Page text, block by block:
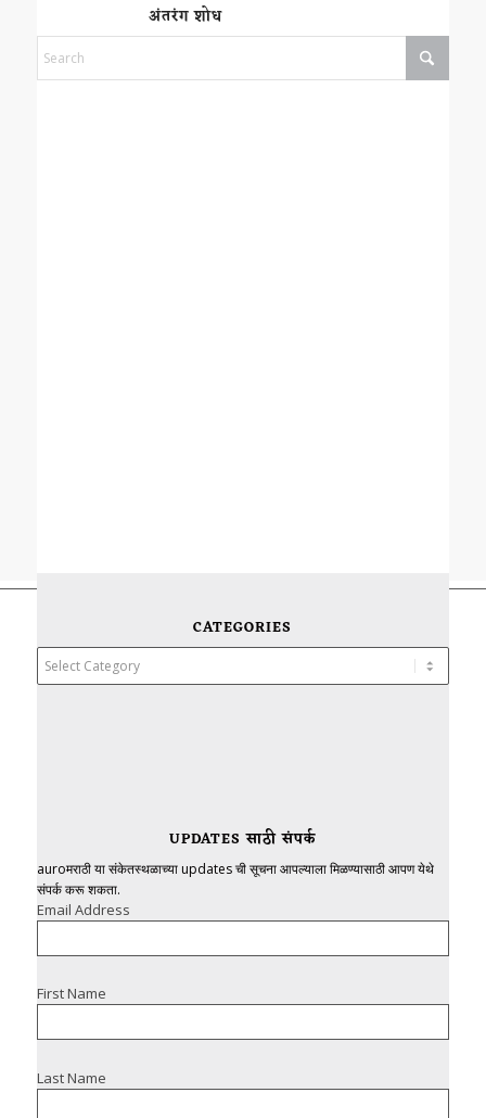
अंतरंग शोध
CATEGORIES
Categories
UPDATES साठी संपर्क
auroमराठी या संकेतस्थळाच्या updates ची सूचना आपल्याला मिळण्यासाठी आपण येथे
संपर्क करू शकता.
Email Address
First Name
Last Name